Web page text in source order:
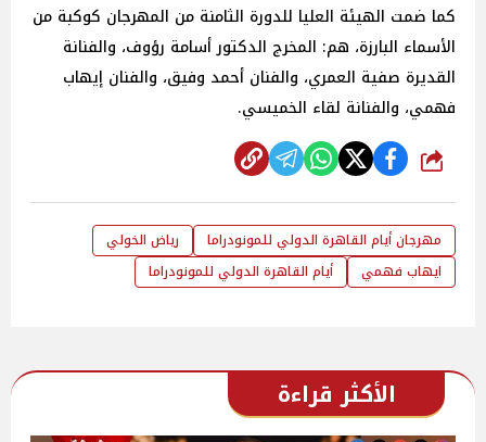
كما ضمت الهيئة العليا للدورة الثامنة من المهرجان كوكبة من
الأسماء البارزة، هم: المخرج الدكتور أسامة رؤوف، والفنانة
القديرة صفية العمري، والفنان أحمد وفيق، والفنان إيهاب
فهمي، والفنانة لقاء الخميسي.
شارك
مهرجان أيام القاهرة الدولي للمونودراما
رياض الخولي
ايهاب فهمي
أيام القاهرة الدولي للمونودراما
الأكثر قراءة